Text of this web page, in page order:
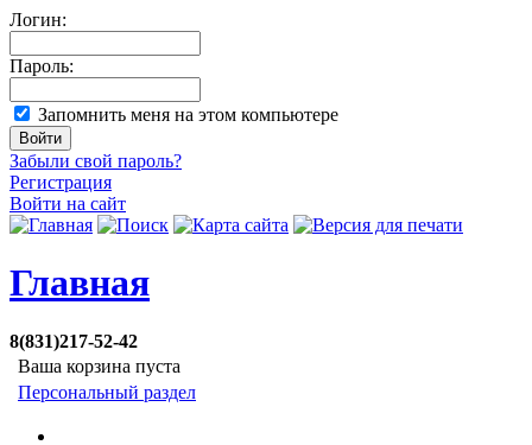
Логин:
Пароль:
Запомнить меня на этом компьютере
Забыли свой пароль?
Регистрация
Войти на сайт
Главная
8(831)217-52-42
Ваша корзина пуста
Персональный раздел